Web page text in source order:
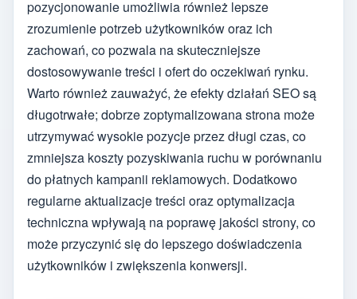
pozycjonowanie umożliwia również lepsze
zrozumienie potrzeb użytkowników oraz ich
zachowań, co pozwala na skuteczniejsze
dostosowywanie treści i ofert do oczekiwań rynku.
Warto również zauważyć, że efekty działań SEO są
długotrwałe; dobrze zoptymalizowana strona może
utrzymywać wysokie pozycje przez długi czas, co
zmniejsza koszty pozyskiwania ruchu w porównaniu
do płatnych kampanii reklamowych. Dodatkowo
regularne aktualizacje treści oraz optymalizacja
techniczna wpływają na poprawę jakości strony, co
może przyczynić się do lepszego doświadczenia
użytkowników i zwiększenia konwersji.